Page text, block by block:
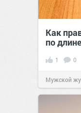
Как
по длине
1 0
Мужской